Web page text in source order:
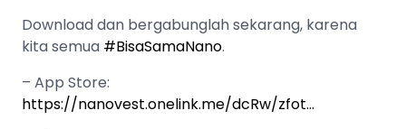
Download dan bergabunglah sekarang, karena
kita semua #BisaSamaNano.
– App Store:
https://nanovest.onelink.me/dcRw/zfot…